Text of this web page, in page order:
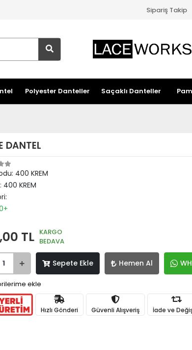
Sipariş Takip
Polyester Danteller Saçaklı Danteller
DANTEL
400 KREM
400 KREM
TL KARGO
BEDAVA
Sepete Ekle Hemen Al
ekle
Hızlı Gönderi Güvenli Alışveriş İade ve